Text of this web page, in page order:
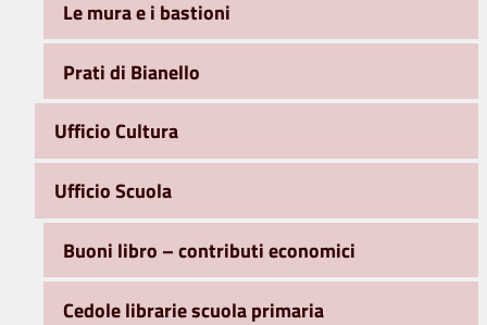
Le mura e i bastioni
Prati di Bianello
Ufficio Cultura
Ufficio Scuola
Buoni libro – contributi economici
Cedole librarie scuola primaria